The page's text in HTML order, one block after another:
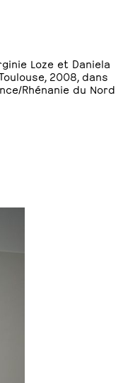
Loze et Daniela
2008, dans
Rhénanie du Nord